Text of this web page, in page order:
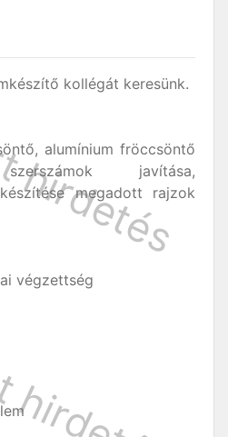
kollégát keresünk.
alumínium fröccsöntő
javítása,
megadott rajzok
végzettség